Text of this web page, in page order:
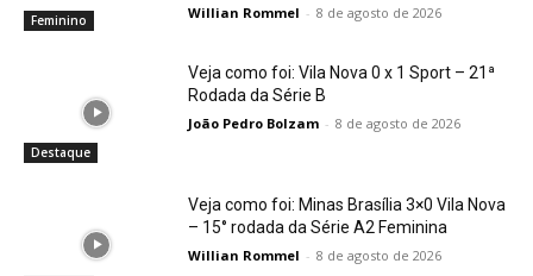
Feminino Willian Rommel - 8 de agosto de 2026
Destaque
Veja como foi: Vila Nova 0 x 1 Sport – 21ª
Rodada da Série B
João Pedro Bolzam - 8 de agosto de 2026
Veja como foi: Minas Brasília 3×0 Vila Nova
– 15° rodada da Série A2 Feminina
Willian Rommel - 8 de agosto de 2026